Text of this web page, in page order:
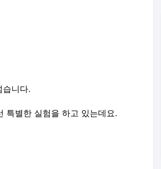
습니다.
특별한 실험을 하고 있는데요.